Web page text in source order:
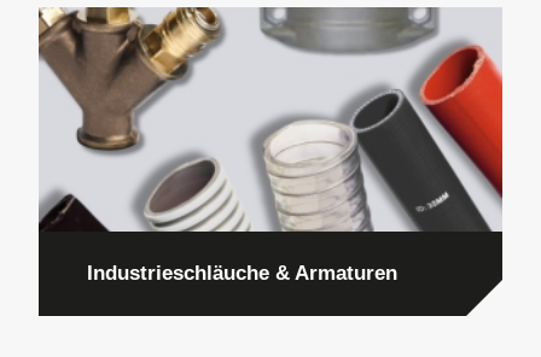
Industrieschläuche & Armaturen